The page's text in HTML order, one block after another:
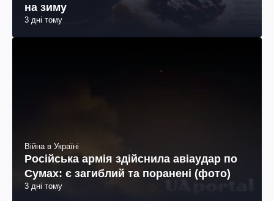
на зиму
3 дні тому
Війна в Україні
Російська армія здійснила авіаудар по
Сумах: є загиблий та поранені (фото)
3 дні тому